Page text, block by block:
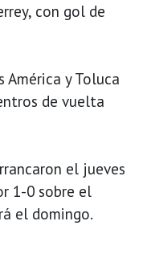
con gol de
América y Toluca
de vuelta
el jueves
1-0 sobre el
el domingo.